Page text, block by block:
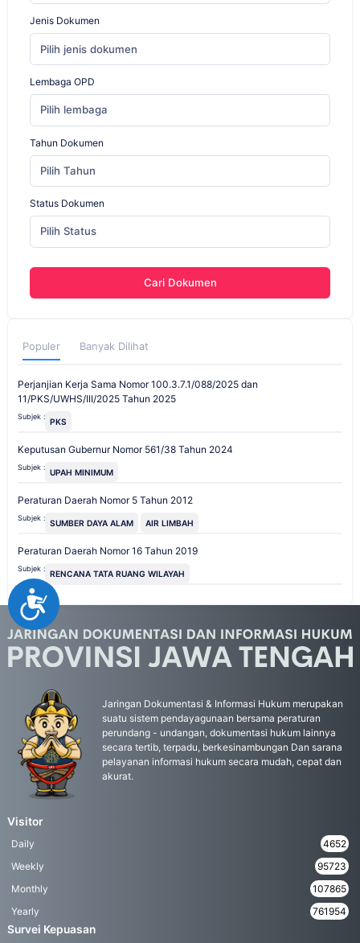
Accessibility
Jenis Dokumen
Pilih jenis dokumen
Lembaga OPD
Pilih lembaga
Tahun Dokumen
Pilih Tahun
Status Dokumen
Pilih Status
Cari Dokumen
Populer Banyak Dilihat
Perjanjian Kerja Sama Nomor 100.3.7.1/088/2025 dan
11/PKS/UWHS/III/2025 Tahun 2025
Subjek : PKS
Keputusan Gubernur Nomor 561/38 Tahun 2024
Subjek : UPAH MINIMUM
Peraturan Daerah Nomor 5 Tahun 2012
Subjek : SUMBER DAYA ALAM AIR LIMBAH
Peraturan Daerah Nomor 16 Tahun 2019
Subjek : RENCANA TATA RUANG WILAYAH
Jaringan Dokumentasi & Informasi Hukum merupakan
suatu sistem pendayagunaan bersama peraturan
perundang - undangan, dokumentasi hukum lainnya
secara tertib, terpadu, berkesinambungan Dan sarana
pelayanan informasi hukum secara mudah, cepat dan
akurat.
Visitor
Daily
4652
Weekly
95723
Monthly
107865
Yearly
761954
Survei Kepuasan